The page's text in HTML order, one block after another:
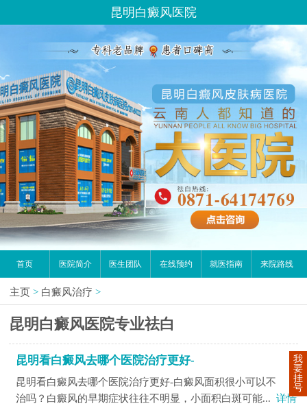
昆明白癜风医院
首页 医院简介 医生团队 在线预约 就医指南 来院路线
主页 > 白癜风治疗 >
昆明白癜风医院专业祛白
昆明看白癜风去哪个医院治疗更好-
昆明看白癜风去哪个医院治疗更好-白癜风面积很小可以不
治吗？白癜风的早期症状往往不明显，小面积白斑可能... 详情
我
要
挂
号